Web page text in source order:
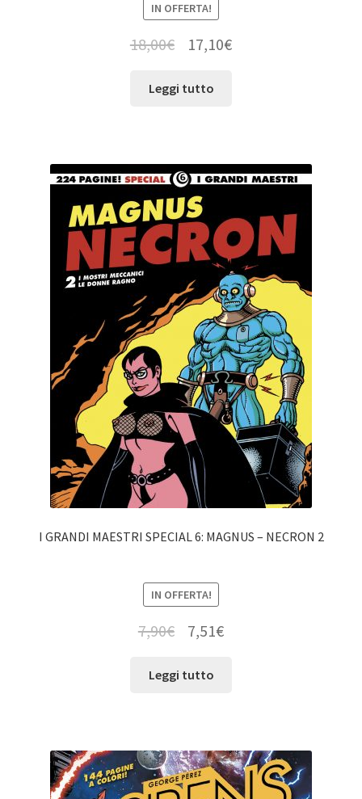
IN OFFERTA!
18,00€ 17,10€
Leggi tutto
I GRANDI MAESTRI SPECIAL 6: MAGNUS – NECRON 2
IN OFFERTA!
7,90€ 7,51€
Leggi tutto